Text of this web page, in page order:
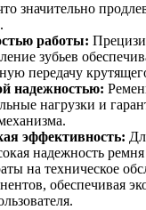
значительно
работы:
зубьев
передачу
надежностью:
нагрузки и
эффективность:
надежность
на техническое
обеспечивая